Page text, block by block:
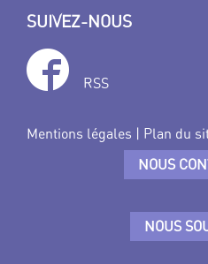
SUIVEZ-NOUS
RSS
Mentions légales | Plan du
NOUS
NOUS